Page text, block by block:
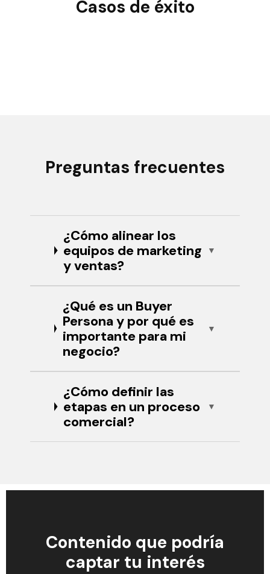
Casos de éxito
Preguntas frecuentes
¿Cómo alinear los
equipos de marketing
y ventas?
¿Qué es un Buyer
Persona y por qué es
importante para mi
negocio?
¿Cómo definir las
etapas en un proceso
comercial?
Contenido que podría
captar tu interés